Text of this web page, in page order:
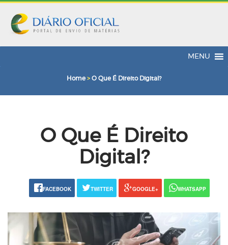
MENU
Home > O Que É Direito Digital?
O Que É Direito
Digital?
FACEBOOK TWITTER GOOGLE+ WHATSAPP